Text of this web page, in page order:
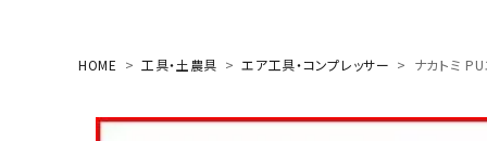
search
HOME 工具・土農具 エア工具・コンプレッサー ナカトミ